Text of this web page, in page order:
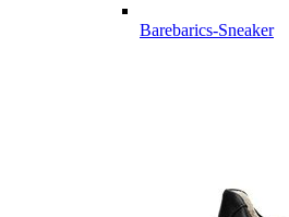
Barebarics-Sneaker